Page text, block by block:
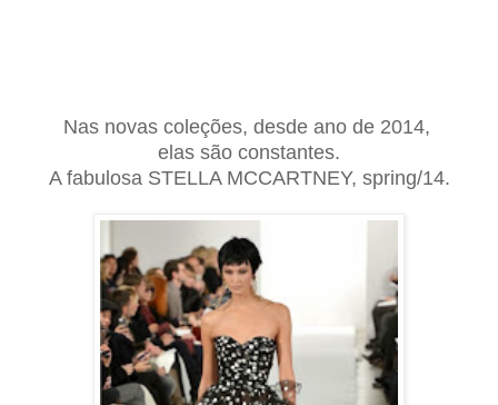
Nas novas coleções, desde ano de 2014,
elas são constantes.
Afabulosa STELLA MCCARTNEY, spring/14.